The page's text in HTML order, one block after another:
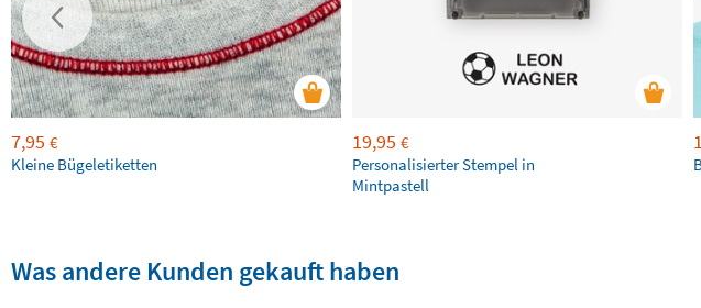
7,95 €
Kleine Bügeletiketten
19,95 €
Personalisierter Stempel in
Mintpastell
Was andere Kunden gekauft haben